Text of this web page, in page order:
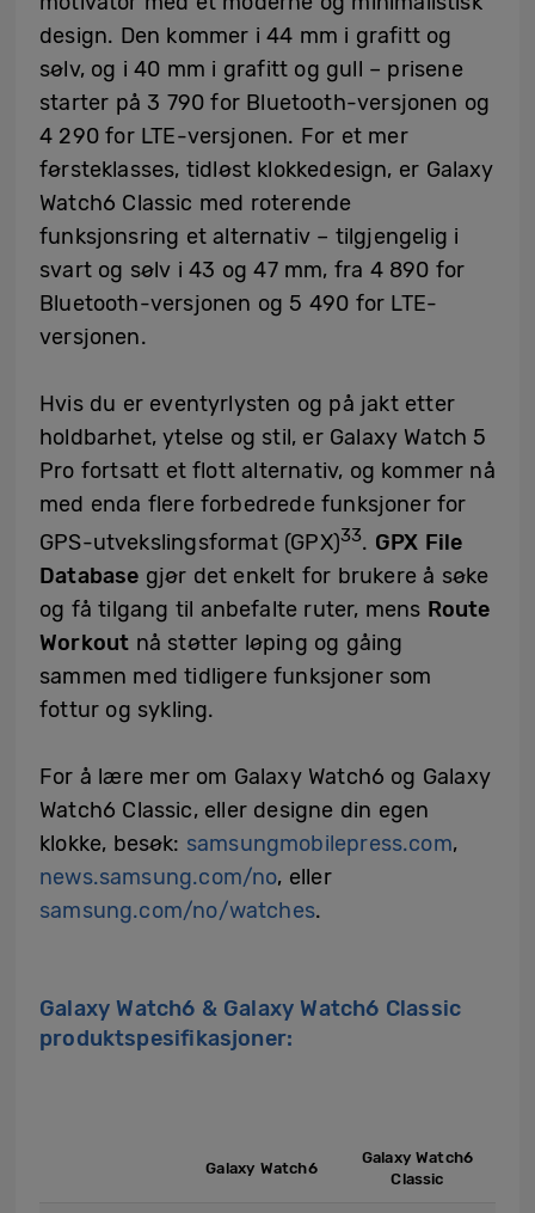
design. Den kommer i 44 mm i grafitt og
sølv, og i 40 mm i grafitt og gull – prisene
starter på 3 790 for Bluetooth-versjonen og
4 290 for LTE-versjonen. For et mer
førsteklasses, tidløst klokkedesign, er Galaxy
Watch6 Classic med roterende
funksjonsring et alternativ – tilgjengelig i
svart og sølv i 43 og 47 mm, fra 4 890 for
Bluetooth-versjonen og 5 490 for LTE-
versjonen.
Hvis du er eventyrlysten og på jakt etter
holdbarhet, ytelse og stil, er Galaxy Watch 5
Pro fortsatt et flott alternativ, og kommer nå
med enda flere forbedrede funksjoner for
GPS-utvekslingsformat (GPX)33. GPX File
Database gjør det enkelt for brukere å søke
og få tilgang til anbefalte ruter, mens Route
Workout nå støtter løping og gåing
sammen med tidligere funksjoner som
fottur og sykling.
For å lære mer om Galaxy Watch6 og Galaxy
Watch6 Classic, eller designe din egen
klokke, besøk: samsungmobilepress.com,
news.samsung.com/no, eller
samsung.com/no/watches.
Galaxy Watch6 & Galaxy Watch6 Classic
produktspesifikasjoner:
Galaxy Watch6
Galaxy Watch6
Classic